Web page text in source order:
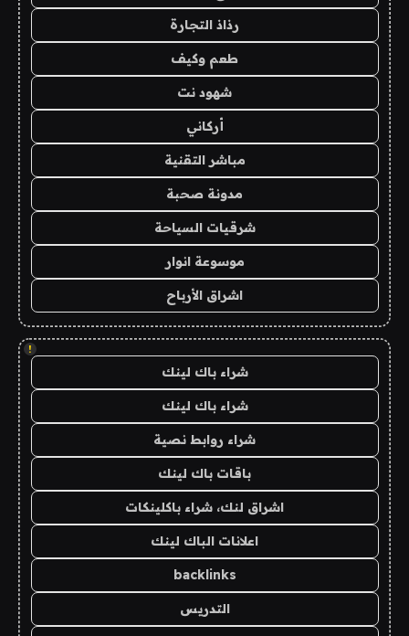
رذاذ التجارة
طعم وكيف
شهود نت
أركاني
مباشر التقنية
مدونة صحبة
شرقيات السياحة
موسوعة انوار
اشراق الأرباح
!
شراء باك لينك
شراء باك لينك
شراء روابط نصية
باقات باك لينك
اشراق لنك، شراء باكلينكات
اعلانات الباك لينك
backlinks
التدريس